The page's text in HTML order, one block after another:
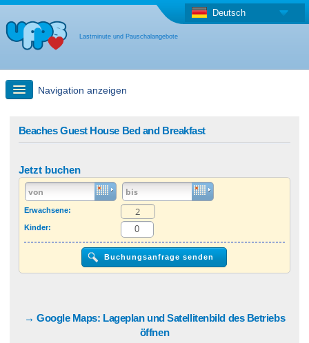
Lastminute und Pauschalangebote
Deutsch
Navigation anzeigen
Last Minute Angebot + Pauschalangebot
Anderes Land
Beaches Guest House Bed and Breakfast
Jetzt buchen
Erwachsene:
Kinder:
→ Google Maps: Lageplan und Satellitenbild des Betriebs
öffnen